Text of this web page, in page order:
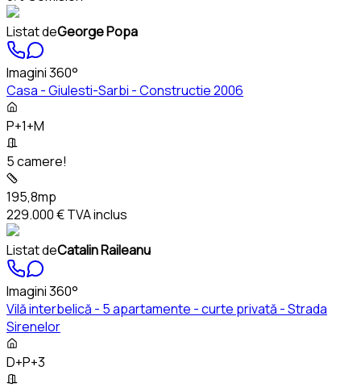
Listat deGeorge Popa
Imagini 360°
Casa - Giulesti-Sarbi - Constructie 2006
P+1+M
5 camere!
195,8mp
229.000 €TVA inclus
Listat deCatalin Raileanu
Imagini 360°
Vilă interbelică - 5 apartamente - curte privată - Strada
Sirenelor
D+P+3